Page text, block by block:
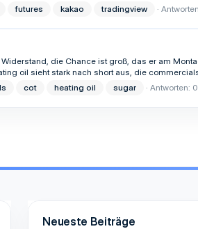
futures kakao tradingview
die Chance ist groß, das er am
oil sieht stark nach short aus, die commercials
cot heating oil sugar Antworten: 0
Neueste Beiträge